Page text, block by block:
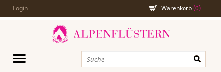
Login Warenkorb(0)